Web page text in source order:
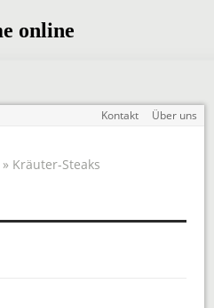
Kontakt Über uns
» Kräuter-Steaks